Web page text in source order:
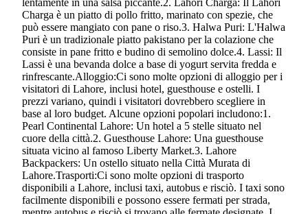
lentamente in una salsa piccante.2. Lahori Charga: Il Lahori
Charga è un piatto di pollo fritto, marinato con spezie, che
può essere mangiato con pane o riso.3. Halwa Puri: L'Halwa
Puri è un tradizionale piatto pakistano per la colazione che
consiste in pane fritto e budino di semolino dolce.4. Lassi: Il
Lassi è una bevanda dolce a base di yogurt servita fredda e
rinfrescante.Alloggio:Ci sono molte opzioni di alloggio per i
visitatori di Lahore, inclusi hotel, guesthouse e ostelli. I
prezzi variano, quindi i visitatori dovrebbero scegliere in
base al loro budget. Alcune opzioni popolari includono:1.
Pearl Continental Lahore: Un hotel a 5 stelle situato nel
cuore della città.2. Guesthouse Lahore: Una guesthouse
situata vicino al famoso Liberty Market.3. Lahore
Backpackers: Un ostello situato nella Città Murata di
Lahore.Trasporti:Ci sono molte opzioni di trasporto
disponibili a Lahore, inclusi taxi, autobus e risciò. I taxi sono
facilmente disponibili e possono essere fermati per strada,